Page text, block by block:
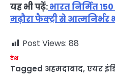
यह भी पढ़ें:भारत निर्मित
मढ़ौरा फैक्ट्री से
Post Views: 88
देश
Tagged अहमदाबाद, एयर